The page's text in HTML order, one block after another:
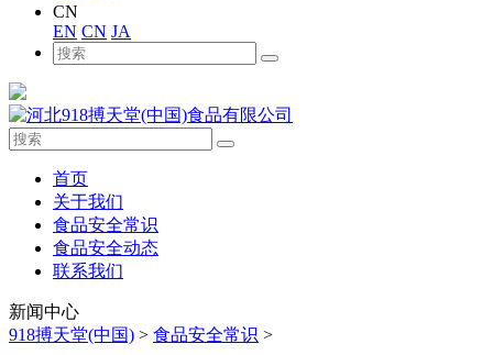
CN
EN CN JA
首页
关于我们
食品安全常识
食品安全动态
联系我们
新闻中心
918搏天堂(中国) > 食品安全常识 >